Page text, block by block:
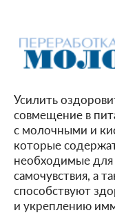
Усилить
совмещение в
с молочными и
которые
необходимые для
самочувствия, а
способствуют
и укреплению